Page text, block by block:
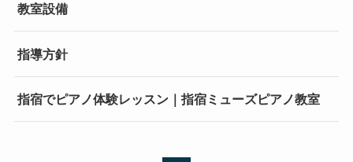
教室設備
指導方針
指宿でピアノ体験レッスン｜指宿ミューズピアノ教室